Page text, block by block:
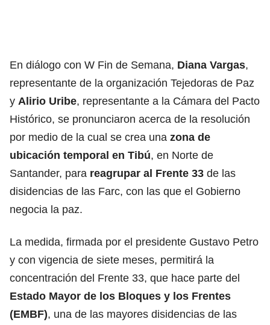
En diálogo con W Fin de Semana, Diana Vargas,
representante de la organización Tejedoras de Paz
y Alirio Uribe, representante a la Cámara del Pacto
Histórico, se pronunciaron acerca de la resolución
por medio de la cual se crea una zona de
ubicación temporal en Tibú, en Norte de
Santander, para reagrupar al Frente 33 de las
disidencias de las Farc, con las que el Gobierno
negocia la paz.
La medida, firmada por el presidente Gustavo Petro
y con vigencia de siete meses, permitirá la
concentración del Frente 33, que hace parte del
Estado Mayor de los Bloques y los Frentes
(EMBF), una de las mayores disidencias de las